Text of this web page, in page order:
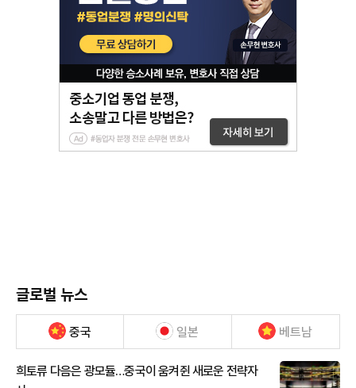
글로벌 뉴스
중국 일본 베트남
희토류 다음은 광모듈…중국이 움켜쥔 새로운 전략자